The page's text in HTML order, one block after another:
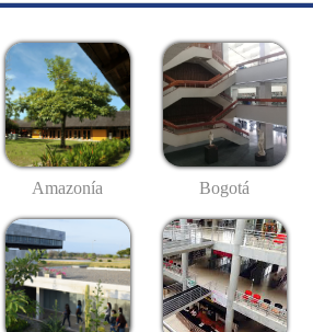
Amazonía Bogotá